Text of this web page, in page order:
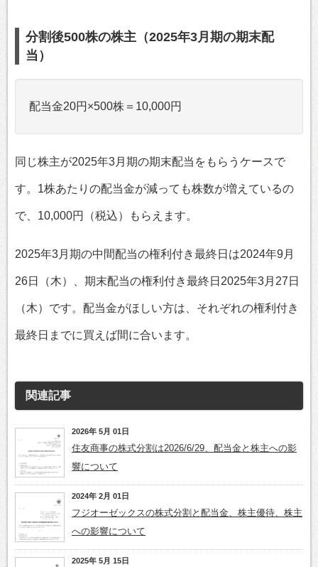
分割後500株の株主（2025年3月期の期末配
当）
配当金20円×500株＝10,000円
同じ株主が2025年3月期の期末配当をもらうケースで
す。1株あたりの配当金が減っても株数が増えているの
で、10,000円（税込）もらえます。
2025年3月期の中間配当の権利付き最終日は2024年9月
26日（木）、期末配当の権利付き最終日2025年3月27日
（木）です。配当金がほしい方は、それぞれの権利付き
最終日までに買えば間に合います。
関連記事
2026年 5月 01日
住友商事の株式分割は2026/6/29、配当金と株主への影
響について
2024年 2月 01日
フジオーゼックスの株式分割と配当金、株主優待、株主
への影響について
2025年 5月 15日